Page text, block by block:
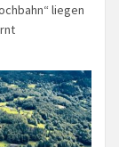
liegen